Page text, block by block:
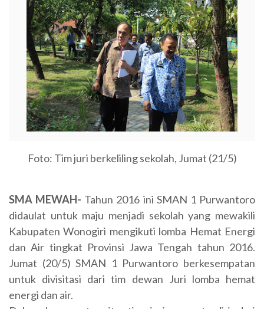
Foto: Tim juri berkeliling sekolah, Jumat (21/5)
SMA MEWAH- Tahun 2016 ini SMAN 1 Purwantoro
didaulat untuk maju menjadi sekolah yang mewakili
Kabupaten Wonogiri mengikuti lomba Hemat Energi
dan Air tingkat Provinsi Jawa Tengah tahun 2016.
Jumat (20/5) SMAN 1 Purwantoro berkesempatan
untuk divisitasi dari tim dewan Juri lomba hemat
energi dan air.